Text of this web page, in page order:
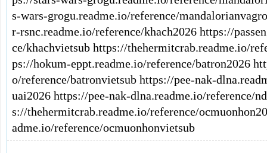
s-wars-grogu.readme.io/reference/
r-rsnc.readme.io/reference/khach2026 https://
ce/khachvietsub https://thehermitcrab.readme.io/
ps://hokum-eppt.readme.io/reference/batron2026
o/reference/batronvietsub https://pee-nak-
uai2026 https://pee-nak-dlna.readme.io/reference/
s://thehermitcrab.readme.io/reference/
adme.io/reference/ocmuonhonvietsub